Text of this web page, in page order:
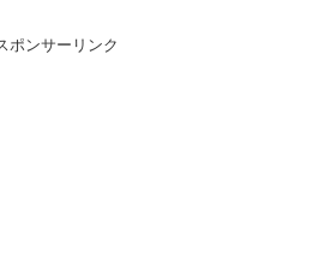
ポンサーリンク